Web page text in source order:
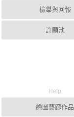
檢舉與回報
許願池
Help
繪圖藝廊作品